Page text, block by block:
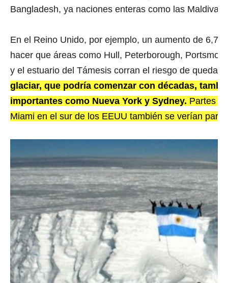
Bangladesh, ya naciones enteras como las Maldivas.
En el Reino Unido, por ejemplo, un aumento de 6,7
hacer que áreas como Hull, Peterborough,
y el estuario del Támesis corran el riesgo de quedar
glaciar, que podría comenzar con décadas,
importantes como Nueva York y Sydney. Partes
Miami en el sur de los EEUU también se verían